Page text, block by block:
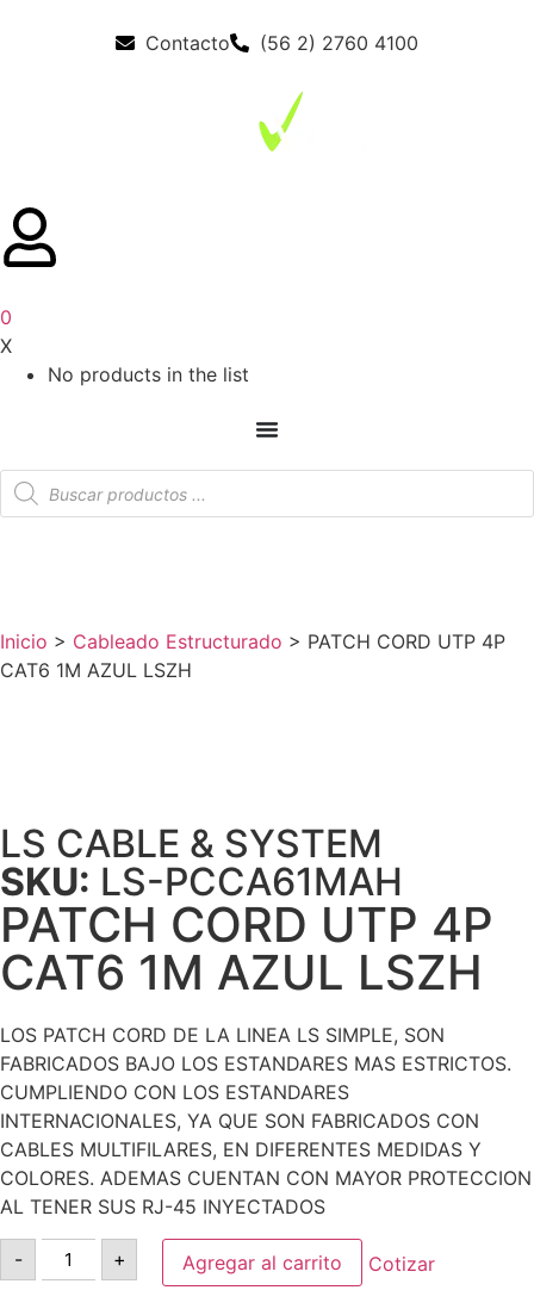
Contacto (56 2) 2760 4100
0
X
No products in the list
Inicio > Cableado Estructurado > PATCH CORD UTP 4P
CAT6 1M AZUL LSZH
LS CABLE & SYSTEM
SKU: LS-PCCA61MAH
PATCH CORD UTP 4P
CAT6 1M AZUL LSZH
LOS PATCH CORD DE LA LINEA LS SIMPLE, SON
FABRICADOS BAJO LOS ESTANDARES MAS ESTRICTOS.
CUMPLIENDO CON LOS ESTANDARES
INTERNACIONALES, YA QUE SON FABRICADOS CON
CABLES MULTIFILARES, EN DIFERENTES MEDIDAS Y
COLORES. ADEMAS CUENTAN CON MAYOR PROTECCION
AL TENER SUS RJ-45 INYECTADOS
- + Agregar al carrito Cotizar